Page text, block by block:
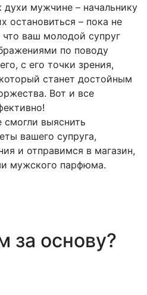
духи мужчине – начальнику
остановиться – пока не
ваш молодой супруг
по поводу
с его точки зрения,
станет достойным
Вот и все
выяснить
вашего супруга,
и отправимся в магазин,
мужского парфюма.
за основу?